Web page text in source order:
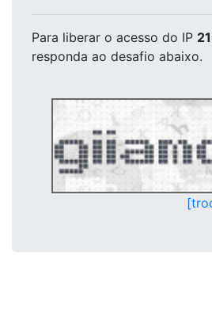
Para liberar o acesso do IP
responda ao desafio abaixo.